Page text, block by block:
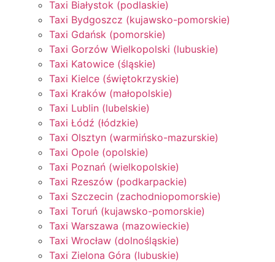
Taxi Białystok (podlaskie)
Taxi Bydgoszcz (kujawsko-pomorskie)
Taxi Gdańsk (pomorskie)
Taxi Gorzów Wielkopolski (lubuskie)
Taxi Katowice (śląskie)
Taxi Kielce (świętokrzyskie)
Taxi Kraków (małopolskie)
Taxi Lublin (lubelskie)
Taxi Łódź (łódzkie)
Taxi Olsztyn (warmińsko-mazurskie)
Taxi Opole (opolskie)
Taxi Poznań (wielkopolskie)
Taxi Rzeszów (podkarpackie)
Taxi Szczecin (zachodniopomorskie)
Taxi Toruń (kujawsko-pomorskie)
Taxi Warszawa (mazowieckie)
Taxi Wrocław (dolnośląskie)
Taxi Zielona Góra (lubuskie)